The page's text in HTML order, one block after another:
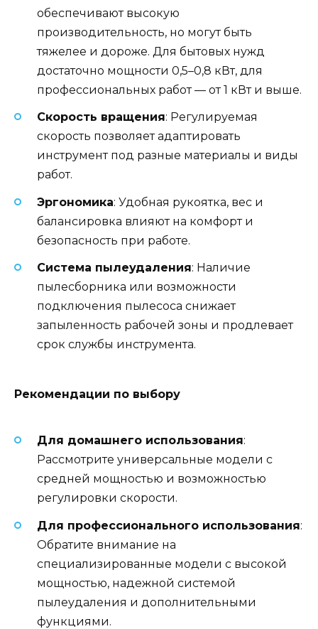
обеспечивают высокую
производительность, но могут быть
тяжелее и дороже. Для бытовых нужд
достаточно мощности 0,5–0,8 кВт, для
профессиональных работ — от 1 кВт и выше.
Скорость вращения: Регулируемая
скорость позволяет адаптировать
инструмент под разные материалы и виды
работ.
Эргономика: Удобная рукоятка, вес и
балансировка влияют на комфорт и
безопасность при работе.
Система пылеудаления: Наличие
пылесборника или возможности
подключения пылесоса снижает
запыленность рабочей зоны и продлевает
срок службы инструмента.
Рекомендации по выбору
Для домашнего использования:
Рассмотрите универсальные модели с
средней мощностью и возможностью
регулировки скорости.
Для профессионального использования:
Обратите внимание на
специализированные модели с высокой
мощностью, надежной системой
пылеудаления и дополнительными
функциями.